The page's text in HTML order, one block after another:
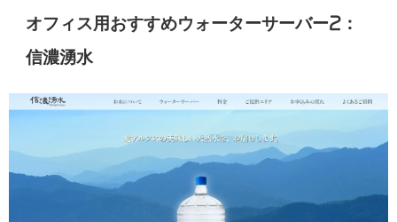
オフィス用おすすめウォーターサーバー2：
信濃湧水